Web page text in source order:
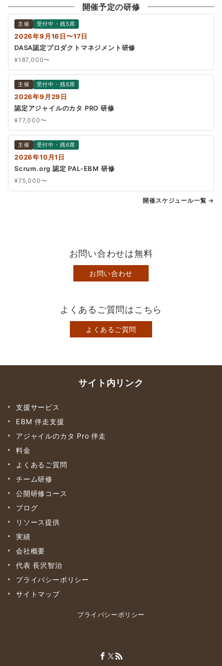
開催予定の研修
主催 受付中・残5席
2026年9月16日〜17日
DASA認定プロダクトマネジメント研修
¥187,000〜
主催 受付中・残6席
2026年9月29日
認定アジャイルのカタ PRO 研修
¥77,000〜
主催 受付中・残6席
2026年10月1日
Scrum.org 認定 PAL-EBM 研修
¥75,000〜
開催スケジュール一覧 →
お問い合わせは無料
お問い合わせ
よくあるご質問はこちら
よくあるご質問
サイト内リンク
支援サービス
EBM 伴走支援
アジャイルのカタ Pro 伴走
料金
よくあるご質問
チーム研修
公開研修コース
ブログ
リソース提供
実績
会社概要
代表 長沢智治
プライバシーポリシー
サイトマップ
プライバシーポリシー